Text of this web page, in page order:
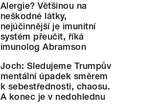
Alergie? Většinou na
neškodné látky,
nejúčinnější je imunitní
systém přeučit, říká
imunolog Abramson
Joch: Sledujeme Trumpův
mentální úpadek směrem
k sebestřednosti, chaosu.
A konec je v nedohlednu